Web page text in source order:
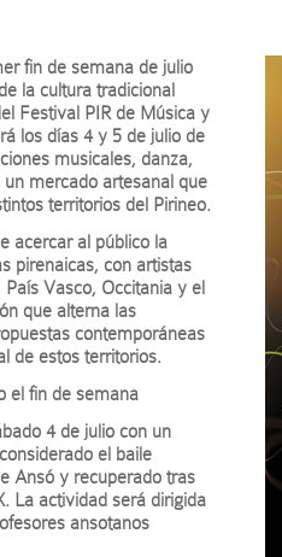
fin de semana de julio
la cultura tradicional
Festival PIR de Música y
los días 4 y 5 de julio de
musicales, danza,
mercado artesanal que
territorios del Pirineo.
acercar al público la
pirenaicas, con artistas
Vasco, Occitania y el
que alterna las
contemporáneas
de estos territorios.
el fin de semana
4 de julio con un
el baile
Ansó y recuperado tras
La actividad será dirigida
ansotanos